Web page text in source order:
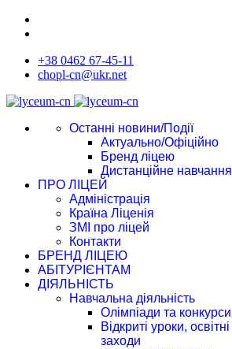
+38 0462 67-45-11
chopl-cn@ukr.net
Останні новини/Події
Актуально/Офіційно
Бренд ліцею
Дистанційне навчання
ПРО ЛІЦЕЙ
Адміністрація
Країна Ліценія
ЗМІ про ліцей
Контакти
БРЕНД ЛІЦЕЮ
АБІТУРІЄНТАМ
ДІЯЛЬНІСТЬ
Навчальна діяльність
Олімпіади та конкурси
Відкриті уроки, освітні
заходи